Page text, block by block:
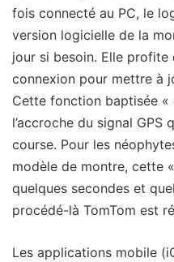
fois connecté au PC, le
version logicielle de la
jour si besoin. Elle
connexion pour mettre à
Cette fonction baptisée «
l’accroche du signal
course. Pour les
modèle de montre, cette
quelques secondes et
procédé-là TomTom est
Les applications mobile